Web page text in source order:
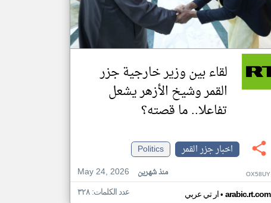
لقاء بين وزير خارجية جزر
القمر وشيخ الأزهر يشعل
تفاعلا.. ما قصته؟
اخبار جزر القمر
Politics
May 24, 2026
منذ شهرين OX58UY
ار تي عربي• arabic.rt.com عدد الكلمات: ٣٢٨